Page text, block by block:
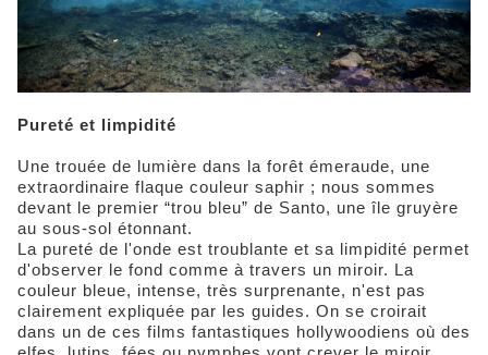
Pureté et limpidité
Une trouée de lumière dans la forêt émeraude, une
extraordinaire flaque couleur saphir ; nous sommes
devant le premier “trou bleu” de Santo, une île gruyère
au sous-sol étonnant.
La pureté de l'onde est troublante et sa limpidité permet
d'observer le fond comme à travers un miroir. La
couleur bleue, intense, très surprenante, n'est pas
clairement expliquée par les guides. On se croirait
dans un de ces films fantastiques hollywoodiens où des